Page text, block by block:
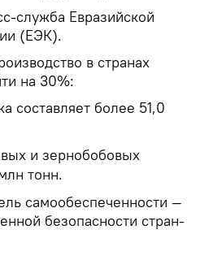
служба Евразийской
(ЕЭК).
в странах
на 30%:
составляет более 51,0
и зернобобовых
тонн.
самообеспеченности —
безопасности стран-